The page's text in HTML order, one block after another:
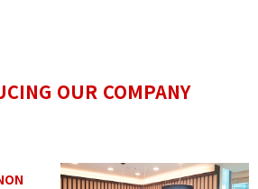
OUR COMPANY